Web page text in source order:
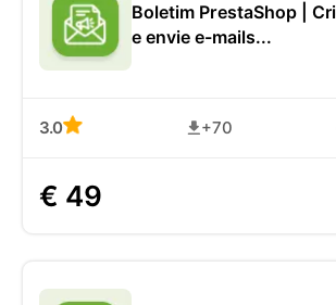
Boletim PrestaShop |
e envie e-mails...
3.0 +70
€ 49